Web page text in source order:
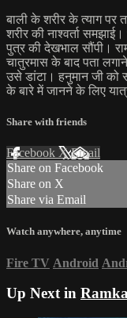
बाली के शरीर के त्याग पर
शरीर की नाश्वर्ता
पुत्र की देखभाल सौंपी।
चातुरमास के बाद पता
उसे डांटा। हनुमान जी को
के बारे में जानने के लिए
Share with friends
Facebook XEmail
Share on Facebook
Share on X
Share via Email
Watch anywhere, anytime
Fire TV Android
Up Next in